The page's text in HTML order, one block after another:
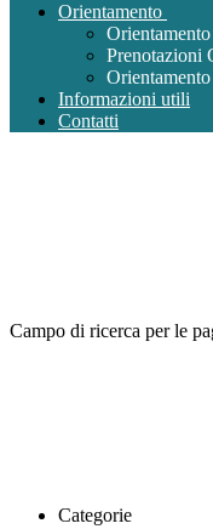
Orientamento
Prenotazioni
Informazioni utili
Contatti
Campo di ricerca per le
Categorie